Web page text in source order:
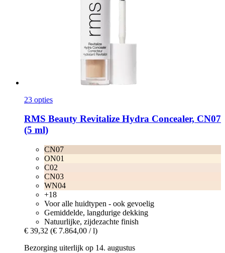
23 opties
RMS Beauty Revitalize Hydra Concealer, CN07
(5 ml)
CN07
ON01
C02
CN03
WN04
+18
Voor alle huidtypen - ook gevoelig
Gemiddelde, langdurige dekking
Natuurlijke, zijdezachte finish
€ 39,32 (€ 7.864,00 / l)
Bezorging uiterlijk op 14. augustus